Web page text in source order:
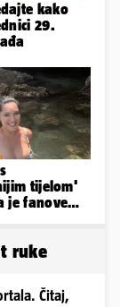
kako
29.
tijelom'
je fanove
ruke
Čitaj,